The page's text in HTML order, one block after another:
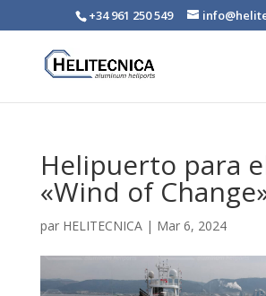
+34 961 250 549
Helipuerto para
«Wind of
par HELITECNICA| Mar 6, 2024